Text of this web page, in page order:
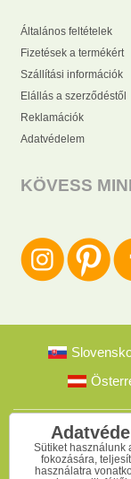
Általános feltételek
Fizetések a termékért
Szállítási információk
Elállás a szerződéstől
Reklamációk
Adatvédelem
KÖVESS
Sütiket használunk
fokozására,
használatra